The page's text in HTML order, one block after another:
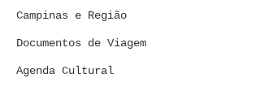
Campinas e Região
Documentos de Viagem
Agenda Cultural